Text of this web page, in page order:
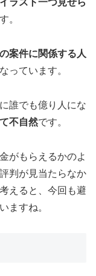
ラスト一つ見せら
。
案件に関係する人
っています。
誰でも億り人にな
不自然です。
がもらえるかのよ
判が見当たらなか
えると、今回も避
ますね。